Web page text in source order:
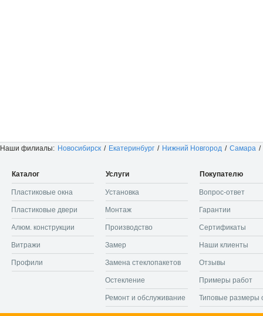
Каталог
Пластиковые окна
Пластиковые двери
Алюм. конструкции
Витражи
Профили
Услуги
Установка
Монтаж
Производство
Замер
Замена стеклопакетов
Остекление
Ремонт и обслуживание
Покупателю
Вопрос-ответ
Гарантии
Сертификаты
Наши клиенты
Отзывы
Примеры работ
Типовые размеры
Наши филиалы: Новосибирск / Екатеринбург / Нижний Новгород / Самара /